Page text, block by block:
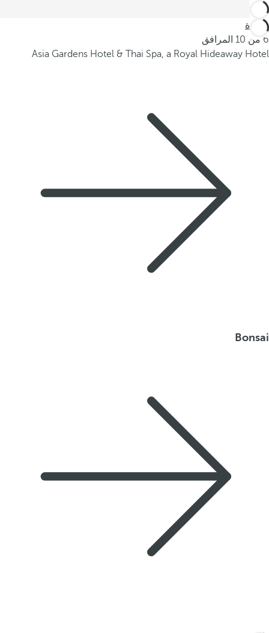
العودة
6 من 10 المرافق
Asia Gardens Hotel & Thai Spa, a Royal Hideaway Hotel
Bonsai